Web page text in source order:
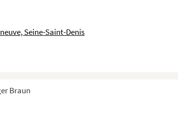
Seine-Saint-Denis
Braun